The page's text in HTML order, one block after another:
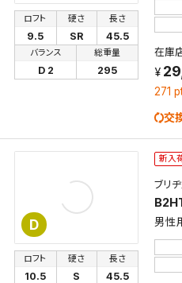
ロフト
9.5
硬さ
SR
長さ
45.5
バランス
D 2
総重量
295
在庫
271
交
D
新入
ブリ
男性
ロフト
10.5
硬さ
S
長さ
45.5